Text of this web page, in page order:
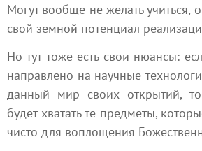
Могут вообще не желать учиться,
свой земной потенциал
Но тут тоже есть свои нюансы:
направлено на научные
данный мир своих открытий,
будет хватать те предметы,
чисто для воплощения